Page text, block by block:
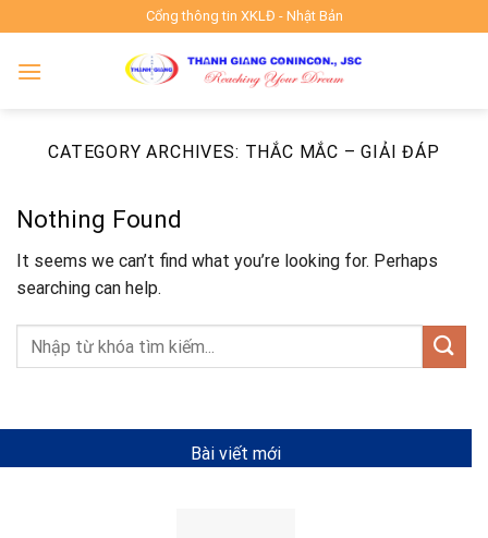
to
content
Cổng thông tin XKLĐ - Nhật Bản
CATEGORY ARCHIVES: THẮC MẮC – GIẢI ĐÁP
Nothing Found
It seems we can’t find what you’re looking for. Perhaps
searching can help.
Bài viết mới